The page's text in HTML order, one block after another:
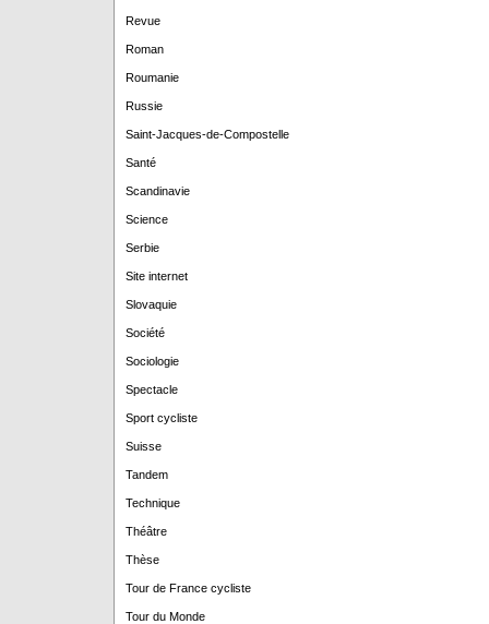
Revue
Roman
Roumanie
Russie
Saint-Jacques-de-Compostelle
Santé
Scandinavie
Science
Serbie
Site internet
Slovaquie
Société
Sociologie
Spectacle
Sport cycliste
Suisse
Tandem
Technique
Théâtre
Thèse
Tour de France cycliste
Tour du Monde